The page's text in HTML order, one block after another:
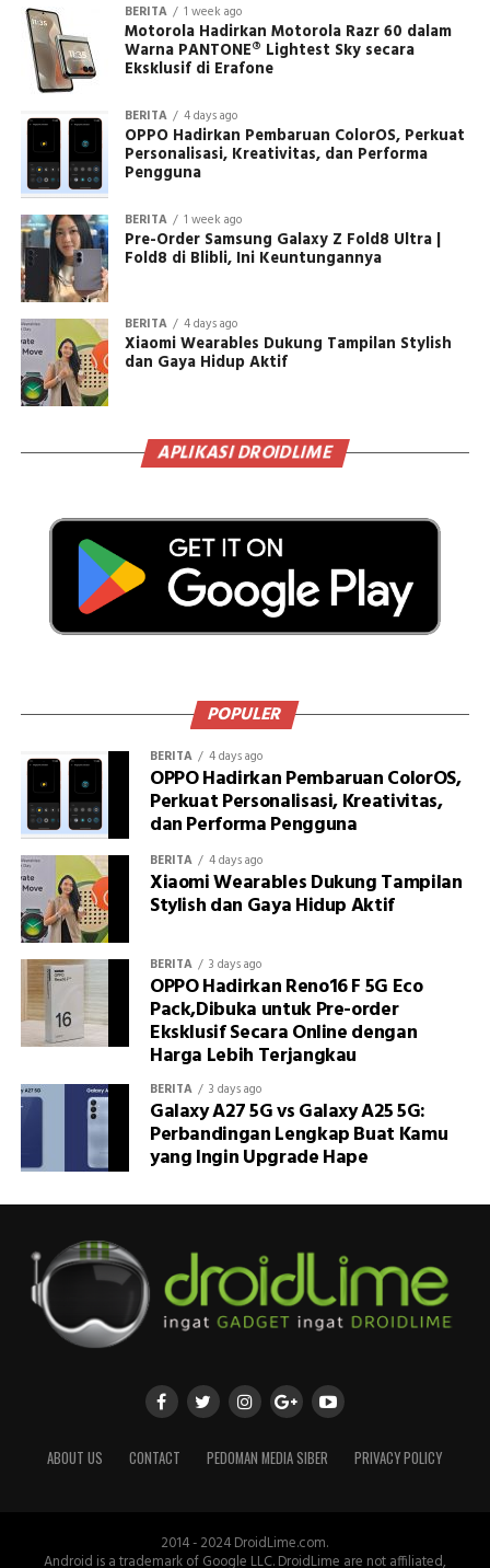
BERITA 1 week ago
Motorola Hadirkan Motorola Razr 60 dalam
Warna PANTONE® Lightest Sky secara
Eksklusif di Erafone
BERITA 4 days ago
OPPO Hadirkan Pembaruan ColorOS, Perkuat
Personalisasi, Kreativitas, dan Performa
Pengguna
BERITA 1 week ago
Pre-Order Samsung Galaxy Z Fold8 Ultra |
Fold8 di Blibli, Ini Keuntungannya
BERITA 4 days ago
Xiaomi Wearables Dukung Tampilan Stylish
dan Gaya Hidup Aktif
APLIKASI DROIDLIME
POPULER
BERITA 4 days ago
OPPO Hadirkan Pembaruan ColorOS,
Perkuat Personalisasi, Kreativitas,
dan Performa Pengguna
BERITA 4 days ago
Xiaomi Wearables Dukung Tampilan
Stylish dan Gaya Hidup Aktif
BERITA 3 days ago
OPPO Hadirkan Reno16 F 5G Eco
Pack,Dibuka untuk Pre-order
Eksklusif Secara Online dengan
Harga Lebih Terjangkau
BERITA 3 days ago
Galaxy A27 5G vs Galaxy A25 5G:
Perbandingan Lengkap Buat Kamu
yang Ingin Upgrade Hape
ABOUT US CONTACT PEDOMAN MEDIA SIBER PRIVACY POLICY
2014 - 2024 DroidLime.com.
Android is a trademark of Google LLC. DroidLime are not affiliated,